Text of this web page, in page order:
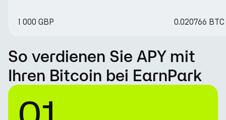
1 000 GBP 0.020766 BTC
So verdienen Sie APY mit
Ihren Bitcoin bei EarnPark